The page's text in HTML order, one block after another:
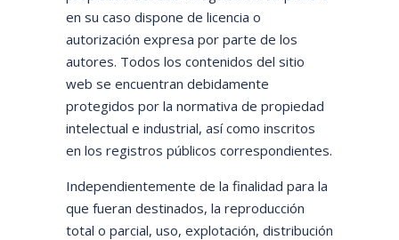
en su caso dispone de licencia o
autorización expresa por parte de los
autores. Todos los contenidos del sitio
web se encuentran debidamente
protegidos por la normativa de propiedad
intelectual e industrial, así como inscritos
en los registros públicos correspondientes.
Independientemente de la finalidad para la
que fueran destinados, la reproducción
total o parcial, uso, explotación, distribución